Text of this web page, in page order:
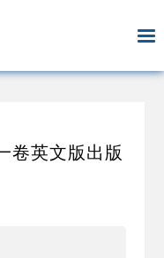
卷英文版出版